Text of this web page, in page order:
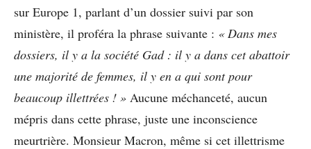
sur Europe 1, parlant d’un dossier suivi par son
ministère, il proféra la phrase suivante : « Dans mes
dossiers, il y a la société Gad : il y a dans cet abattoir
une majorité de femmes, il y en a qui sont pour
beaucoup illettrées ! » Aucune méchanceté, aucun
mépris dans cette phrase, juste une inconscience
meurtrière. Monsieur Macron, même si cet illettrisme